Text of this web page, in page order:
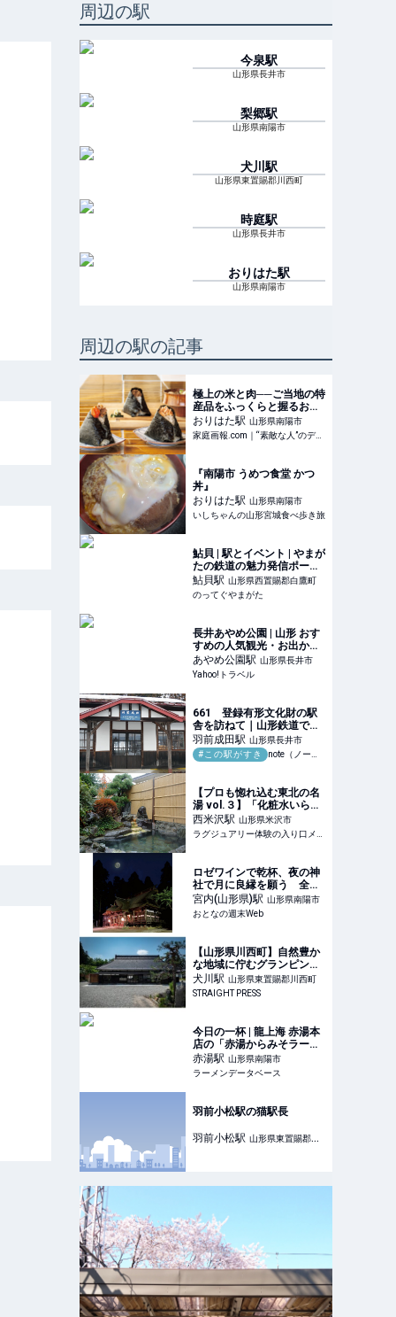
周辺の駅
今泉駅
山形県長井市
梨郷駅
山形県南陽市
犬川駅
山形県東置賜郡川西町
時庭駅
山形県長井市
おりはた駅
山形県南陽市
周辺の駅の記事
極上の米と肉──ご当地の特
産品をふっくらと握るおに
ぎり専門店「オニギリ ヤマ
サイ」【山形】 | 家庭画
報.com｜“素敵な人”のディ
おりはた駅 山形県南陽市
家庭画報.com｜“素敵な人”のディレクトリ
『南陽市 うめつ食堂 かつ
丼』
おりはた駅 山形県南陽市
いしちゃんの山形宮城食べ歩き旅
鮎貝 | 駅とイベント | やまが
たの鉄道の魅力発信ポータ
ルサイト
鮎貝駅 山形県西置賜郡白鷹町
のってぐやまがた
長井あやめ公園 | 山形 おす
すめの人気観光・お出かけ
スポット - Yahoo!トラベル
あやめ公園駅 山形県長井市
Yahoo!トラベル
661 登録有形文化財の駅
舎を訪ねて｜山形鉄道でめ
ぐる木造駅舎の旅｜ミヤコ
カエデ（Miyako Kaede)
羽前成田駅 山形県長井市
#この駅がすき
note（ノート）
【プロも惚れ込む東北の名
湯 vol.３】「化粧水いら
ず」の名湯と岩盤浴の相乗
効果で美肌に導く！小野川
温泉「高砂屋」
西米沢駅 山形県米沢市
ラグジュアリー体験の入り口メディア
ロゼワインで乾杯、夜の神
社で月に良縁を願う 全国
から参拝者が訪れる山形
「熊野大社」の祈願祭がロ
マンティック過ぎた - おと
宮内(山形県)駅 山形県南陽市
おとなの週末Web
【山形県川西町】自然豊か
な地域に佇むグランピング
のできる古民家宿「いにし
えの宿おへそ」オープン！
犬川駅 山形県東置賜郡川西町
STRAIGHT PRESS
今日の一杯 | 龍上海 赤湯本
店の「赤湯からみそラーメ
ン 950円」 | ラーメンデー
タベース
赤湯駅 山形県南陽市
ラーメンデータベース
羽前小松駅の猫駅長
羽前小松駅 山形県東置賜郡川